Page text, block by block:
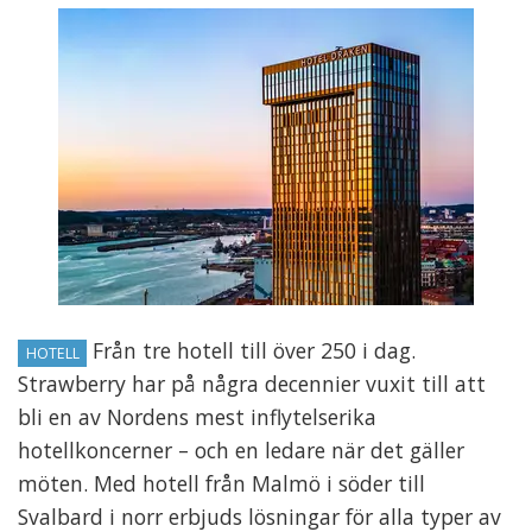
HOTELL
Från tre hotell till över 250 i dag.
Strawberry har på några decennier vuxit till att
bli en av Nordens mest inflytelserika
hotellkoncerner – och en ledare när det gäller
möten. Med hotell från Malmö i söder till
Svalbard i norr erbjuds lösningar för alla typer av